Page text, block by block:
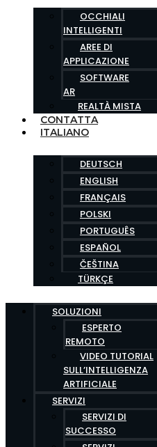
OCCHIALI
INTELLIGENTI
AREE DI
APPLICAZIONE
SOFTWARE
AR
REALTÀ MISTA
CONTATTA
ITALIANO
DEUTSCH
ENGLISH
FRANÇAIS
POLSKI
PORTUGUÊS
ESPAÑOL
ČEŠTINA
TÜRKÇE
SOLUZIONI
ESPERTO
REMOTO
VIDEO TUTORIAL
SULL’INTELLIGENZA
ARTIFICIALE
SERVIZI
SERVIZI DI
SUCCESSO